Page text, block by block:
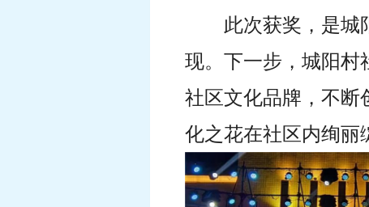
此次获奖，是城
现。下一步，城阳村
社区文化品牌，不断
化之花在社区内绚丽